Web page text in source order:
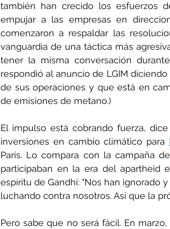
también han crecido los esfuerzos
empujar a las empresas en
comenzaron a respaldar las
vanguardia de una táctica más
tener la misma conversación
respondió al anuncio de LGIM
de sus operaciones y que está en
de emisiones de metano.)
El impulso está cobrando fuerza,
inversiones en cambio climático para
París. Lo compara con la campaña
participaban en la era del apartheid
espíritu de Gandhi: "Nos han ignorado
luchando contra nosotros. Así que la
Pero sabe que no será fácil. En